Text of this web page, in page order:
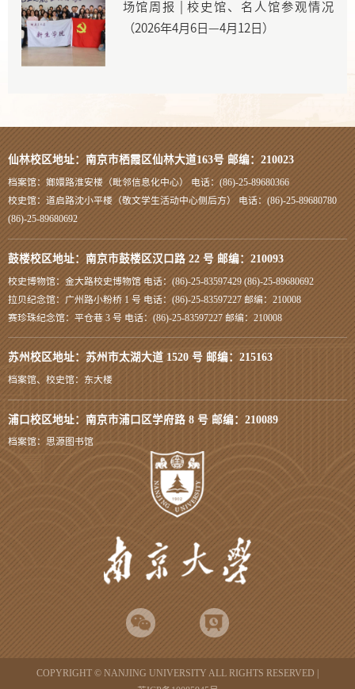
场馆周报 | 校史馆、名人馆参观情况
（2026年4月6日—4月12日）
仙林校区地址：南京市栖霞区仙林大道163号 邮编：210023
档案馆：嫏嬛路淮安楼（毗邻信息化中心） 电话：(86)-25-89680366
校史馆：道启路沈小平楼（敬文学生活动中心侧后方） 电话：(86)-25-89680780
(86)-25-89680692
鼓楼校区地址：南京市鼓楼区汉口路 22 号 邮编：210093
校史博物馆：金大路校史博物馆 电话：(86)-25-83597429 (86)-25-89680692
拉贝纪念馆：广州路小粉桥 1 号 电话：(86)-25-83597227 邮编：210008
赛珍珠纪念馆：平仓巷 3 号 电话：(86)-25-83597227 邮编：210008
苏州校区地址：苏州市太湖大道 1520 号 邮编：215163
档案馆、校史馆：东大楼
浦口校区地址：南京市浦口区学府路 8 号 邮编：210089
档案馆：思源图书馆
COPYRIGHT © NANJING UNIVERSITY ALL RIGHTS RESERVED |